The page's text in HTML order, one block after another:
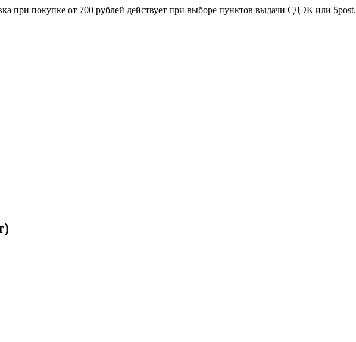
при покупке от 700 рублей действует при выборе пунктов выдачи СДЭК или 5post.